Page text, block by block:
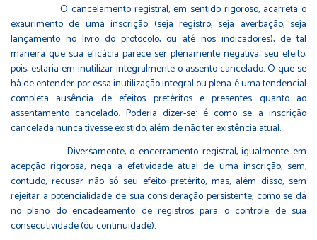
O cancelamento registral, em sentido rigoroso, acarreta o
exaurimento de uma inscrição (seja registro, seja averbação, seja
lançamento no livro do protocolo, ou até nos indicadores), de tal
maneira que sua eficácia parece ser plenamente negativa; seu efeito,
pois, estaria em inutilizar integralmente o assento cancelado. O que se
há de entender por essa inutilização integral ou plena é uma tendencial
completa ausência de efeitos pretéritos e presentes quanto ao
assentamento cancelado. Poderia dizer-se: é como se a inscrição
cancelada nunca tivesse existido, além de não ter existência atual.
Diversamente, o encerramento registral, igualmente em
acepção rigorosa, nega a efetividade atual de uma inscrição, sem,
contudo, recusar não só seu efeito pretérito, mas, além disso, sem
rejeitar a potencialidade de sua consideração persistente, como se dá
no plano do encadeamento de registros para o controle de sua
consecutividade (ou continuidade).